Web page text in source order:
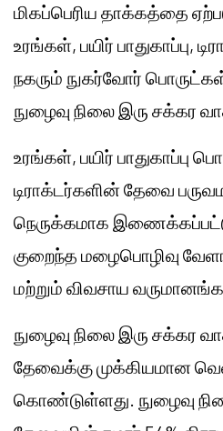
மிகப்பெரிய தாக்கத்தை
உரங்கள், பயிர் பாதுகாப்பு,
நகரும் நுகர்வோர் பொருட்கள்
நுழைவு நிலை இரு சக்கர
உரங்கள், பயிர் பாதுகாப்பு
டிராக்டர்களின் தேவை
நெருக்கமாக
குறைந்த மழைபொழிவு
மற்றும் விவசாய
நுழைவு நிலை இரு சக்கர
தேவைக்கு முக்கியமான
கொண்டுள்ளது. நுழைவு